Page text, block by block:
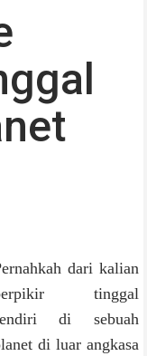
dari kalian
tinggal
di sebuah
di luar angkasa